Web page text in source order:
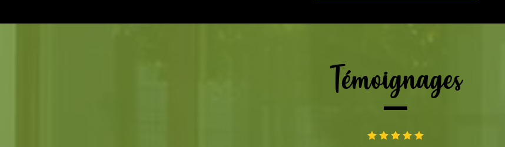
Témoignages